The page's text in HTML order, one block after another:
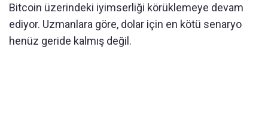
Bitcoin üzerindeki iyimserliği körüklemeye devam
ediyor. Uzmanlara göre, dolar için en kötü senaryo
henüz geride kalmış değil.